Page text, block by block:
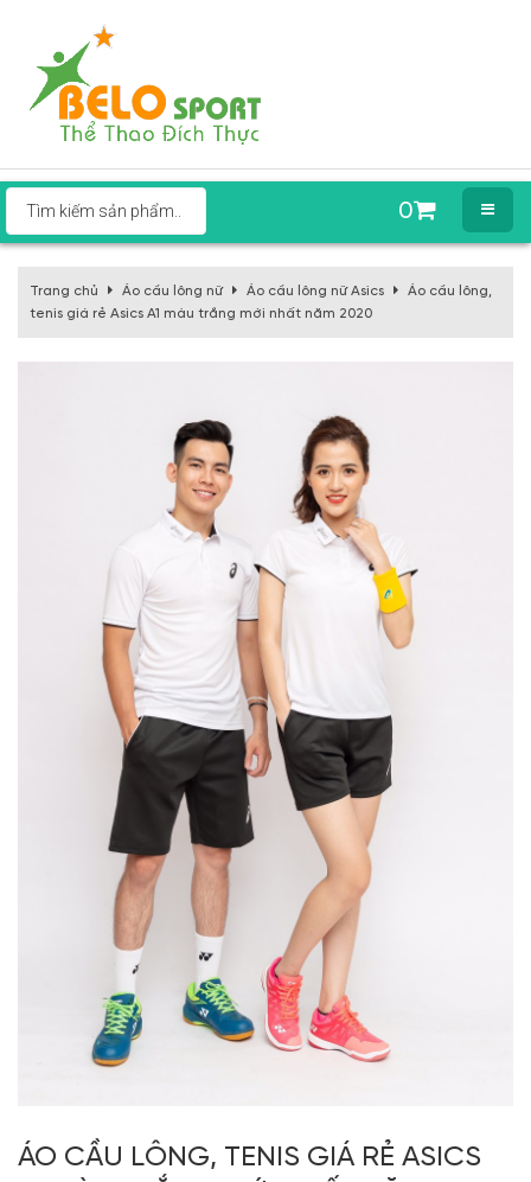
0
Trang chủ Áo cầu lông nữ Áo cầu lông nữ Asics
Áo cầu lông,
tenis giá rẻ Asics A1 màu trắng mới nhất năm 2020
ÁO CẦU LÔNG, TENIS GIÁ RẺ ASICS